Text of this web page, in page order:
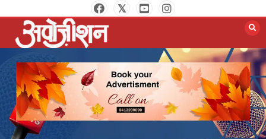
to
content
Opposition Digital